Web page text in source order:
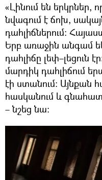
«Լինում են երկրներ,
նվագում է ճոխ,
դահլիճներում։
Երբ առաջին անգամ
դահլիճը լեփ–լեցուն
մարդիկ դահլիճում
էի ստանում։ Այնքան
հասկանում և
– նշեց նա։